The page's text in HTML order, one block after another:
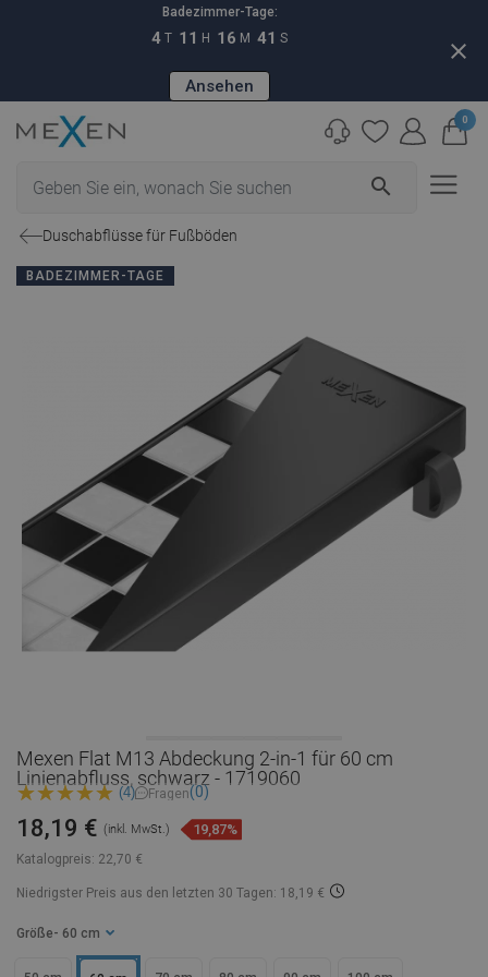
Badezimmer-Tage:
4 T 11 H 16 M 40 S
Ansehen
close
search
0
Duschabflüsse für Fußböden
BADEZIMMER-TAGE
Mexen Flat M13 Abdeckung 2-in-1 für 60 cm
Linienabfluss, schwarz - 1719060
(4) Fragen(0)
Katalogpreis: 22,70 €
18,19 € (inkl. MwSt.) 19,87%
Niedrigster Preis aus den letzten 30 Tagen: 18,19 €
Größe - 60 cm